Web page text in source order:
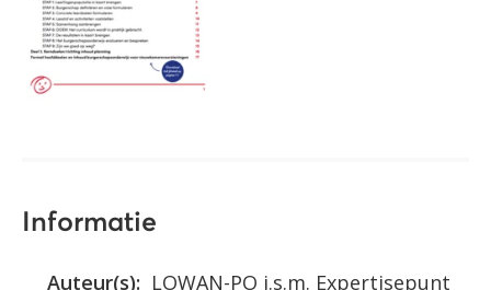
Informatie
Auteur(s): LOWAN-PO i.s.m. Expertisepunt